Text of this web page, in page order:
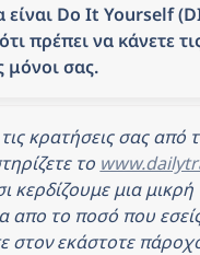
είναι Do It Yourself
πρέπει να κάνετε
μόνοι σας.
κρατήσεις σας από
το
κερδίζουμε μια μικρή
απο το ποσό που
στον εκάστοτε